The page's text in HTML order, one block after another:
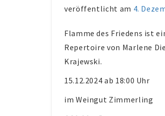
veröffentlicht am 4.
Flamme des Friedens ist
Repertoire von Marlene
Krajewski.
15.12.2024 ab 18:00 Uhr
im Weingut Zimmerling